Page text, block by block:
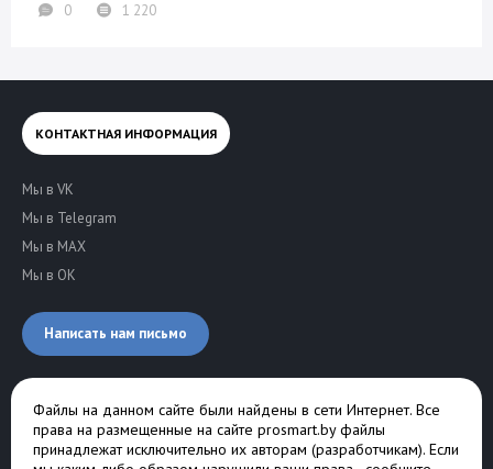
0 1 220
КОНТАКТНАЯ ИНФОРМАЦИЯ
Мы в VK
Мы в Telegram
Мы в MAX
Мы в OK
Написать нам письмо
Файлы на данном сайте были найдены в сети Интернет. Все
права на размещенные на сайте prosmart.by файлы
принадлежат исключительно их авторам (разработчикам). Если